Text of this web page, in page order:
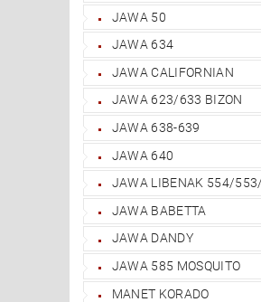
JAWA 50
JAWA 634
JAWA CALIFORNIAN
JAWA 623/633 BIZON
JAWA 638-639
JAWA 640
JAWA LIBENAK 554/
JAWA BABETTA
JAWA DANDY
JAWA 585 MOSQUITO
MANET KORADO